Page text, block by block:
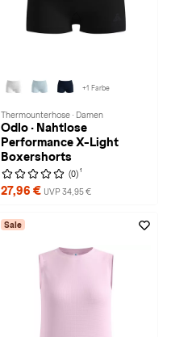
+1 Farbe
Thermounterhose · Damen
Odlo · Nahtlose
Performance X-Light
Boxershorts
(0) 1
27,96 € UVP 34,95 €
Sale